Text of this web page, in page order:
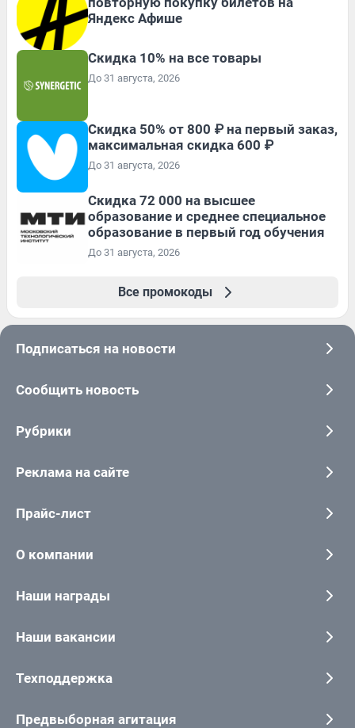
Яндекс Афише
Скидка 10% на все товары
До 31 августа, 2026
Скидка 50% от 800 ₽ на первый заказ,
максимальная скидка 600 ₽
До 31 августа, 2026
Скидка 72 000 на высшее
образование и среднее специальное
образование в первый год обучения
До 31 августа, 2026
Все промокоды
Подписаться на новости
Сообщить новость
Рубрики
Реклама на сайте
Прайс-лист
О компании
Наши награды
Наши вакансии
Техподдержка
Предвыборная агитация